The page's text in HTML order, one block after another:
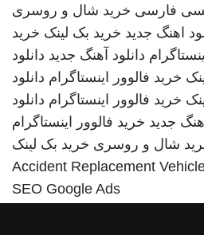
فارسی خرید شال و روسری
اهنگ جدید خرید بک لینک خرید
دانلود آهنگ جدید دانلود
خرید فالوور اینستاگرام دانلود
خرید فالوور اینستاگرام دانلود
جدید خرید فالوور اینستاگرام
شال و روسری خرید بک لینک
Accident Replacement
SEO Google Ads